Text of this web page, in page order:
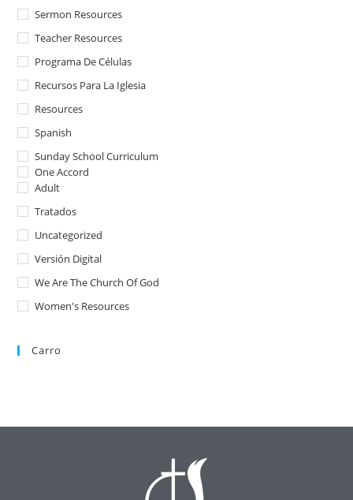
Sermon Resources
Teacher Resources
Programa De Células
Recursos Para La Iglesia
Resources
Spanish
Sunday School Curriculum
One Accord
Adult
Tratados
Uncategorized
Versión Digital
We Are The Church Of God
Women's Resources
Carro